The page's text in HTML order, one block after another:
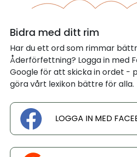
Bidra med ditt rim
Har du ett ord som rimmar
Åderförfettning? Logga in med
Google för att skicka in ordet -
göra vårt lexikon bättre för alla.
LOGGA IN MED